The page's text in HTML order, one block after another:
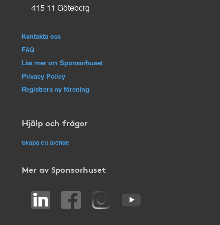
415 11 Göteborg
Kontakta oss
FAQ
Läs mer om Sponsorhuset
Privacy Policy
Registrera ny förening
Hjälp och frågor
Skapa ett ärende
Mer av Sponsorhuset